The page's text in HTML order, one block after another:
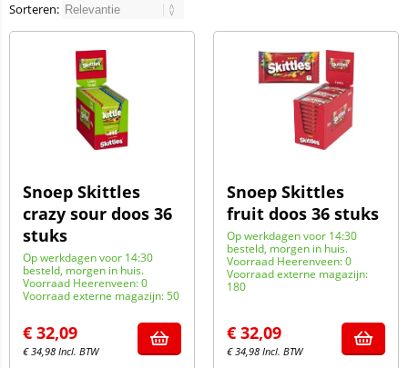
Sorteren:
Snoep Skittles
crazy sour doos 36
stuks
Op werkdagen voor 14:30
besteld, morgen in huis.
Voorraad Heerenveen: 0
Voorraad externe magazijn: 50
€ 32,09
€34,98 Incl. BTW
Snoep Skittles
fruit doos 36 stuks
Op werkdagen voor 14:30
besteld, morgen in huis.
Voorraad Heerenveen: 0
Voorraad externe magazijn:
180
€ 32,09
€34,98 Incl. BTW